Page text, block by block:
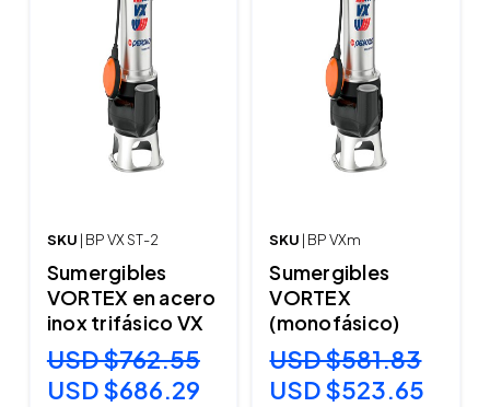
SKU | BP VX ST-2
Sumergibles
VORTEX en acero
inox trifásico VX
USD $762.55
USD $686.29
SKU | BP VXm
Sumergibles
VORTEX
(monofásico)
USD $581.83
USD $523.65